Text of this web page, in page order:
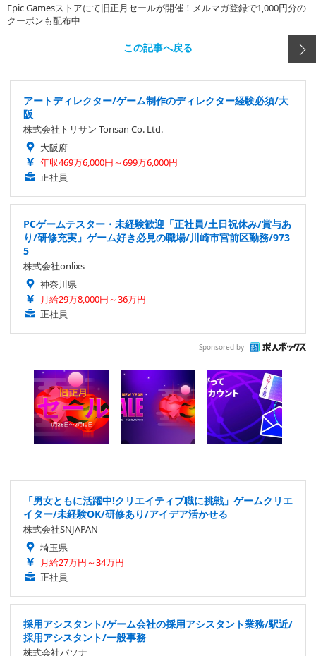
Epic Gamesストアにて旧正月セールが開催！メルマガ登録で1,000円分の
クーポンも配布中
この記事へ戻る
アートディレクター/ゲーム制作のディレクター経験必須/大
阪
株式会社トリサン Torisan Co. Ltd.
大阪府
年収469万6,000円～699万6,000円
正社員
PCゲームテスター・未経験歓迎「正社員/土日祝休み/賞与あ
り/研修充実」ゲーム好き必見の職場/川崎市宮前区勤務/973
5
株式会社onlixs
神奈川県
月給29万8,000円～36万円
正社員
Sponsored by
「男女ともに活躍中!クリエイティブ職に挑戦」ゲームクリエ
イター/未経験OK/研修あり/アイデア活かせる
株式会社SNJAPAN
埼玉県
月給27万円～34万円
正社員
採用アシスタント/ゲーム会社の採用アシスタント業務/駅近/
採用アシスタント/一般事務
株式会社パソナ